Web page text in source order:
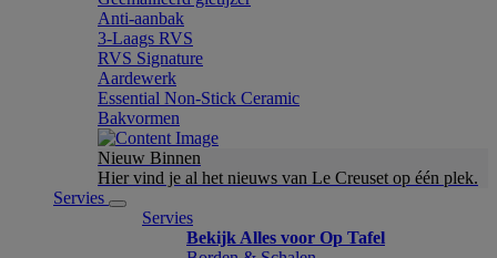
Anti-aanbak
3-Laags RVS
RVS Signature
Aardewerk
Essential Non-Stick Ceramic
Bakvormen
Nieuw Binnen
Hier vind je al het nieuws van Le Creuset op één plek.
Servies
Servies
Bekijk Alles voor Op Tafel